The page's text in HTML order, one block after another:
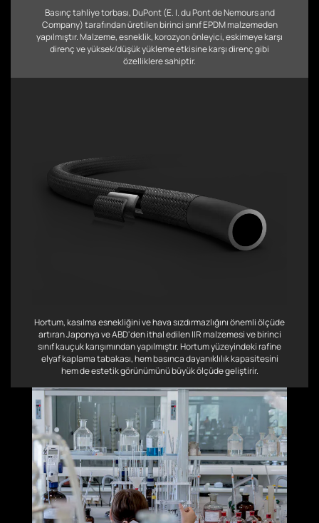
Basınç tahliye torbası, DuPont (E. I. du Pont de Nemours and
Company) tarafından üretilen birinci sınıf EPDM malzemeden
yapılmıştır. Malzeme, esneklik, korozyon önleyici, eskimeye karşı
direnç ve yüksek/düşük yükleme etkisine karşı direnç gibi
özelliklere sahiptir.
Hortum, kasılma esnekliğini ve hava sızdırmazlığını önemli ölçüde
artıran Japonya ve ABD'den ithal edilen IIR malzemesi ve birinci
sınıf kauçuk karışımından yapılmıştır. Hortum yüzeyindeki rafine
elyaf kaplama tabakası, hem basınca dayanıklılık kapasitesini
hem de estetik görünümünü büyük ölçüde geliştirir.